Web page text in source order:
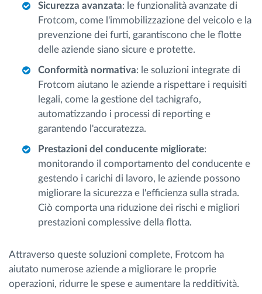
Sicurezza avanzata: le funzionalità avanzate di
Frotcom, come l'immobilizzazione del veicolo e la
prevenzione dei furti, garantiscono che le flotte
delle aziende siano sicure e protette.
Conformità normativa: le soluzioni integrate di
Frotcom aiutano le aziende a rispettare i requisiti
legali, come la gestione del tachigrafo,
automatizzando i processi di reporting e
garantendo l'accuratezza.
Prestazioni del conducente migliorate:
monitorando il comportamento del conducente e
gestendo i carichi di lavoro, le aziende possono
migliorare la sicurezza e l'efficienza sulla strada.
Ciò comporta una riduzione dei rischi e migliori
prestazioni complessive della flotta.
Attraverso queste soluzioni complete, Frotcom ha
aiutato numerose aziende a migliorare le proprie
operazioni, ridurre le spese e aumentare la redditività.